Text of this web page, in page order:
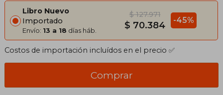
Libro Nuevo
Importado
Envío: 13 a 18 días háb.
$ 127.971
$ 70.384 -45%
Costos de importación incluídos en el precio ✅
Comprar